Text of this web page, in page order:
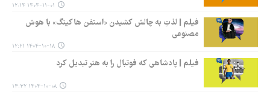
۱۴۰۴-۱۱-۰۱ ۱۲:۱۴
فیلم | لذتِ به چالش کشیدن «استفن هاکینگ» با هوش
مصنوعی
۱۴۰۴-۱۰-۱۸ ۱۲:۲۱
فیلم | پادشاهی که فوتبال را به هنر تبدیل کرد
۱۴۰۴-۱۰-۰۸ ۱۳:۳۲